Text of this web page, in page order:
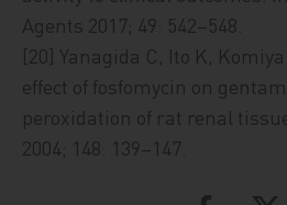
Agents 2017; 49: 542–548.
[20] Yanagida C, Ito K,
effect of fosfomycin on
peroxidation of rat renal
2004; 148: 139–147.